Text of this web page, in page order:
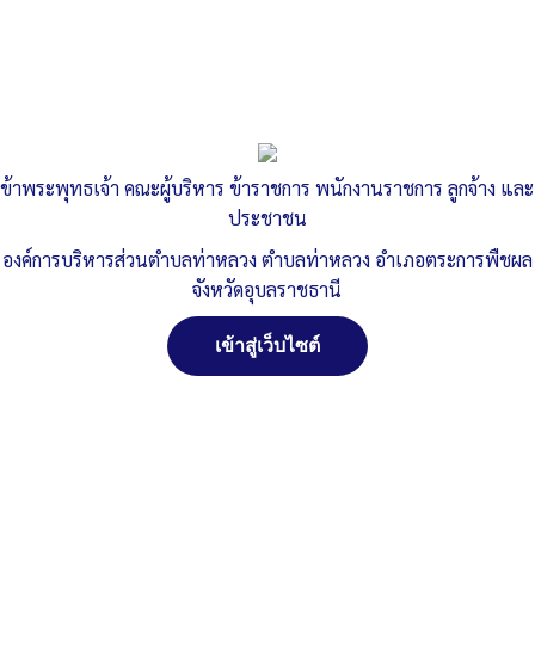
ข้าพระพุทธเจ้า คณะผู้บริหาร ข้าราชการ พนักงานราชการ ลูกจ้าง และ
ประชาชน
องค์การบริหารส่วนตำบลท่าหลวง ตำบลท่าหลวง อำเภอตระการพืชผล
จังหวัดอุบลราชธานี
เข้าสู่เว็บไซต์